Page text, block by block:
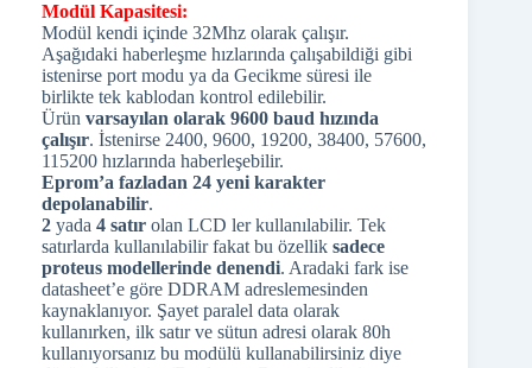
Modül Kapasitesi:
Modül kendi içinde 32Mhz olarak çalışır.
Aşağıdaki haberleşme hızlarında çalışabildiği gibi
istenirse port modu ya da Gecikme süresi ile
birlikte tek kablodan kontrol edilebilir.
Ürün varsayılan olarak 9600 baud hızında
çalışır. İstenirse 2400, 9600, 19200, 38400, 57600,
115200 hızlarında haberleşebilir.
Eprom’a fazladan 24 yeni karakter
depolanabilir.
2 yada 4 satır olan LCD ler kullanılabilir. Tek
satırlarda kullanılabilir fakat bu özellik sadece
proteus modellerinde denendi. Aradaki fark ise
datasheet’e göre DDRAM adreslemesinden
kaynaklanıyor. Şayet paralel data olarak
kullanırken, ilk satır ve sütun adresi olarak 80h
kullanıyorsanız bu modülü kullanabilirsiniz diye